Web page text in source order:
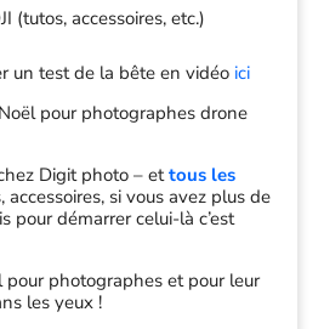
(tutos, accessoires, etc.)
un test de la bête en vidéo ici
Digit photo – ettous les
accessoires, si vous avez plus de
pour démarrer celui-là c’est
pour photographes et pour leur
les yeux !